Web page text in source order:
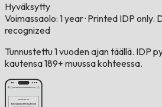
Hyväksytty
Voimassaolo: 1 year· Printed IDP only.
recognized
Tunnustettu 1 vuoden ajan täällä. IDP
kautensa 189+ muussa kohteessa.